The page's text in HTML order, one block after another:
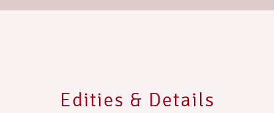
Edities & Details